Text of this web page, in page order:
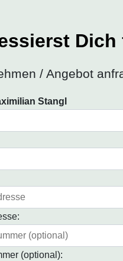
/ Angebot
Stangl
(optional):